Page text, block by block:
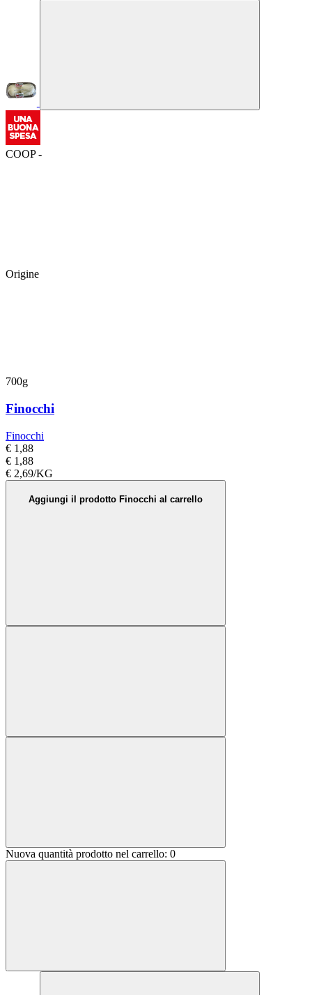
COOP -
Origine
700g
Finocchi
Finocchi
€ 1,88
€ 1,88
€ 2,69/KG
Aggiungi il prodotto Finocchi al carrello
Nuova quantità prodotto nel carrello: 0